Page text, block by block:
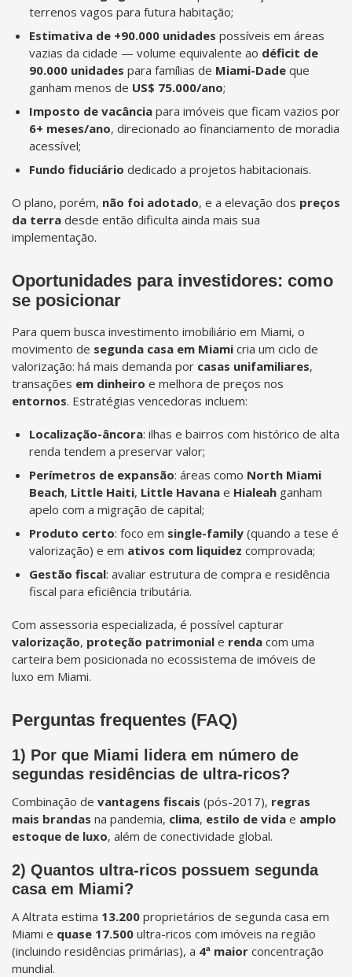
terrenos vagos para futura habitação;
Estimativa de +90.000 unidades possíveis em áreas
vazias da cidade — volume equivalente ao déficit de
90.000 unidades para famílias de Miami-Dade que
ganham menos de US$ 75.000/ano;
Imposto de vacância para imóveis que ficam vazios por
6+ meses/ano, direcionado ao financiamento de moradia
acessível;
Fundo fiduciário dedicado a projetos habitacionais.
O plano, porém, não foi adotado, e a elevação dos preços
da terra desde então dificulta ainda mais sua
implementação.
Oportunidades para investidores: como
se posicionar
Para quem busca investimento imobiliário em Miami, o
movimento de segunda casa em Miami cria um ciclo de
valorização: há mais demanda por casas unifamiliares,
transações em dinheiro e melhora de preços nos
entornos. Estratégias vencedoras incluem:
Localização-âncora: ilhas e bairros com histórico de alta
renda tendem a preservar valor;
Perímetros de expansão: áreas como North Miami
Beach, Little Haiti, Little Havana e Hialeah ganham
apelo com a migração de capital;
Produto certo: foco em single-family (quando a tese é
valorização) e em ativos com liquidez comprovada;
Gestão fiscal: avaliar estrutura de compra e residência
fiscal para eficiência tributária.
Com assessoria especializada, é possível capturar
valorização, proteção patrimonial e renda com uma
carteira bem posicionada no ecossistema de imóveis de
luxo em Miami.
Perguntas frequentes (FAQ)
1) Por que Miami lidera em número de
segundas residências de ultra-ricos?
Combinação de vantagens fiscais (pós-2017), regras
mais brandas na pandemia, clima, estilo de vida e amplo
estoque de luxo, além de conectividade global.
2) Quantos ultra-ricos possuem segunda
casa em Miami?
A Altrata estima 13.200 proprietários de segunda casa em
Miami e quase 17.500 ultra-ricos com imóveis na região
(incluindo residências primárias), a 4ª maior concentração
mundial.